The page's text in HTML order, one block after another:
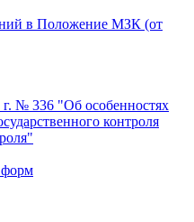
в Положение МЗК (от
г. № 336 "Об особенностях
контроля
форм